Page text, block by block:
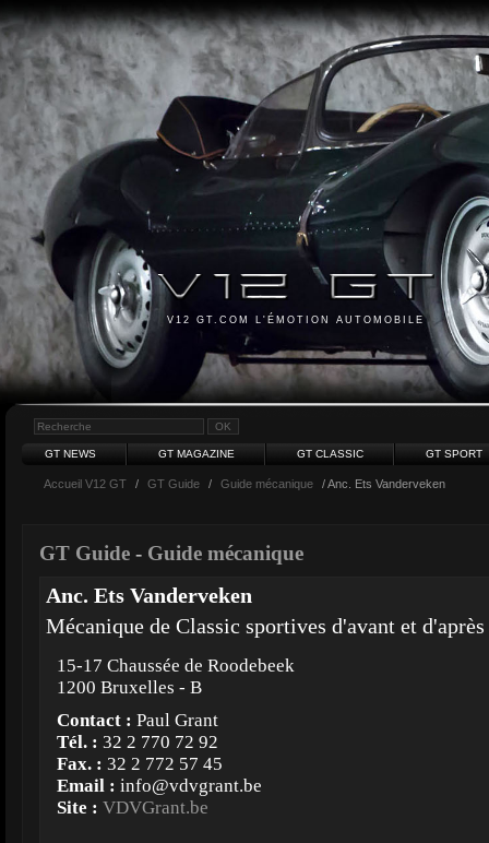
V12 GT.COM L'ÉMOTION AUTOMOBILE
GT NEWS GT MAGAZINE GT CLASSIC GT SPORT
Accueil V12 GT / GT Guide / Guide mécanique / Anc. Ets Vanderveken
GT Guide - Guide mécanique
Anc. Ets Vanderveken
Mécanique de Classic sportives d'avant et
15-17 Chaussée de Roodebeek
1200 Bruxelles - B
Contact : Paul Grant
Tél. : 32 2 770 72 92
Fax. : 32 2 772 57 45
Email : info@vdvgrant.be
Site : VDVGrant.be